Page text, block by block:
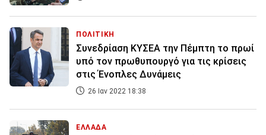
ΠΟΛΙΤΙΚΗ
Συνεδρίαση ΚΥΣΕΑ την Πέμπτη το πρωί
υπό τον πρωθυπουργό για τις κρίσεις
στις Ένοπλες Δυνάμεις
26 Ιαν 2022 18:38
ΕΛΛΑΔΑ